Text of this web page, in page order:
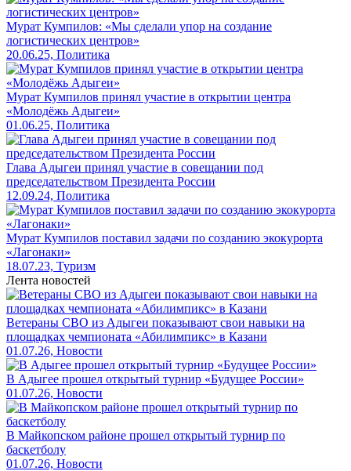
Мурат Кумпилов: «Мы сделали упор на создание
логистических центров»
20.06.25, Политика
Мурат Кумпилов принял участие в открытии центра
«Молодёжь Адыгеи»
01.06.25, Политика
Глава Адыгеи принял участие в совещании под
председательством Президента России
12.09.24, Политика
Мурат Кумпилов поставил задачи по созданию экокурорта
«Лагонаки»
18.07.23, Туризм
Лента новостей
Ветераны СВО из Адыгеи показывают свои навыки на
площадках чемпионата «Абилимпикс» в Казани
01.07.26, Новости
В Адыгее прошел открытый турнир «Будущее России»
01.07.26, Новости
В Майкопском районе прошел открытый турнир по
баскетболу
01.07.26, Новости